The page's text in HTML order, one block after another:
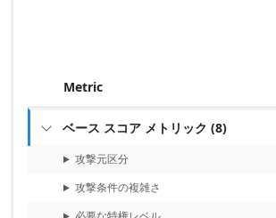
Metric
 ベース スコア メトリック (8)
攻撃元区分
攻撃条件の複雑さ